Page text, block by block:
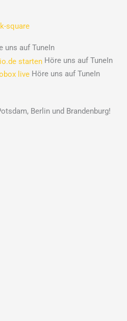
square
uns auf TuneIn
Höre uns auf TuneIn
Höre uns auf TuneIn
Berlin und Brandenburg!